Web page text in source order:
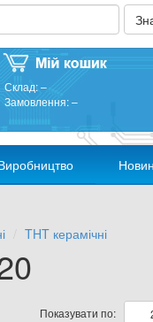
Склад:–
Замовлення:–
THT керамічні
Показувати по: